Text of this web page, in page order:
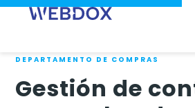
DEPARTAMENTO DE COMPRAS
Gestión de